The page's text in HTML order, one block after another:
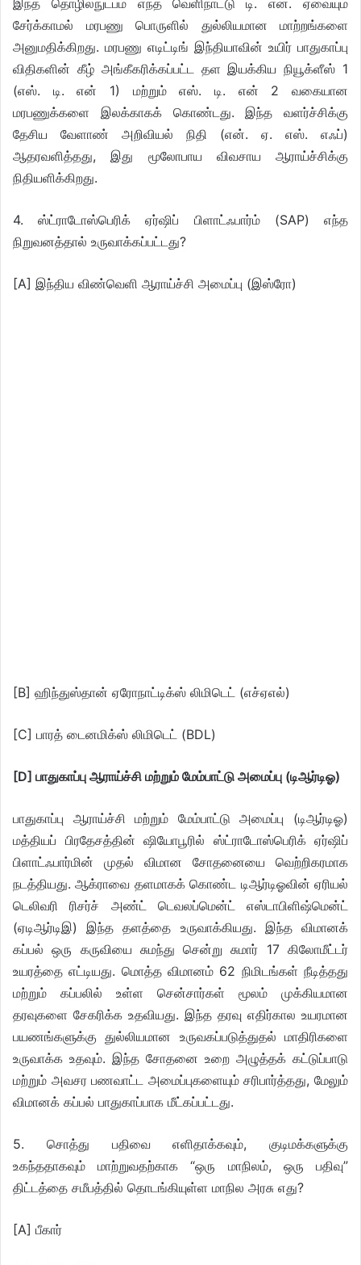
இந்த தொழில்நுட்பம் எந்த வெளிநாட்டு டி. என். ஏவையும்
சேர்க்காமல் மரபணு பொருளில் துல்லியமான மாற்றங்களை
அனுமதிக்கிறது. மரபணு எடிட்டிங் இந்தியாவின் உயிர் பாதுகாப்பு
விதிகளின் கீழ் அங்கீகரிக்கப்பட்ட தள இயக்கிய நியூக்ளீஸ் 1
(எஸ். டி. என் 1) மற்றும் எஸ். டி. என் 2 வகையான
மரபணுக்களை இலக்காகக் கொண்டது. இந்த வளர்ச்சிக்கு
தேசிய வேளாண் அறிவியல் நிதி (என். ஏ. எஸ். எஃப்)
ஆதரவளித்தது, இது மூலோபாய விவசாய ஆராய்ச்சிக்கு
நிதியளிக்கிறது.
4. ஸ்ட்ராடோஸ்பெரிக் ஏர்ஷிப் பிளாட்ஃபார்ம் (SAP) எந்த
நிறுவனத்தால் உருவாக்கப்பட்டது?
[A] இந்திய விண்வெளி ஆராய்ச்சி அமைப்பு (இஸ்ரோ)
[B] ஹிந்துஸ்தான் ஏரோநாட்டிக்ஸ் லிமிடெட் (எச்ஏஎல்)
[C] பாரத் டைனமிக்ஸ் லிமிடெட் (BDL)
[D] பாதுகாப்பு ஆராய்ச்சி மற்றும் மேம்பாட்டு அமைப்பு (டிஆர்டிஓ)
பாதுகாப்பு ஆராய்ச்சி மற்றும் மேம்பாட்டு அமைப்பு (டிஆர்டிஓ)
மத்தியப் பிரதேசத்தின் ஷியோபூரில் ஸ்ட்ராடோஸ்பெரிக் ஏர்ஷிப்
பிளாட்ஃபார்மின் முதல் விமான சோதனையை வெற்றிகரமாக
நடத்தியது. ஆக்ராவை தளமாகக் கொண்ட டிஆர்டிஓவின் ஏரியல்
டெலிவரி ரிசர்ச் அண்ட் டெவலப்மென்ட் எஸ்டாபிளிஷ்மென்ட்
(ஏடிஆர்டிஇ) இந்த தளத்தை உருவாக்கியது. இந்த விமானக்
கப்பல் ஒரு கருவியை சுமந்து சென்று சுமார் 17 கிலோமீட்டர்
உயரத்தை எட்டியது. மொத்த விமானம் 62 நிமிடங்கள் நீடித்தது
மற்றும் கப்பலில் உள்ள சென்சார்கள் மூலம் முக்கியமான
தரவுகளை சேகரிக்க உதவியது. இந்த தரவு எதிர்கால உயரமான
பயணங்களுக்கு துல்லியமான உருவகப்படுத்துதல் மாதிரிகளை
உருவாக்க உதவும். இந்த சோதனை உறை அழுத்தக் கட்டுப்பாடு
மற்றும் அவசர பணவாட்ட அமைப்புகளையும் சரிபார்த்தது, மேலும்
விமானக் கப்பல் பாதுகாப்பாக மீட்கப்பட்டது.
5. சொத்து பதிவை எளிதாக்கவும், குடிமக்களுக்கு
உகந்ததாகவும் மாற்றுவதற்காக “ஒரு மாநிலம், ஒரு பதிவு”
திட்டத்தை சமீபத்தில் தொடங்கியுள்ள மாநில அரசு எது?
[A] பீகார்